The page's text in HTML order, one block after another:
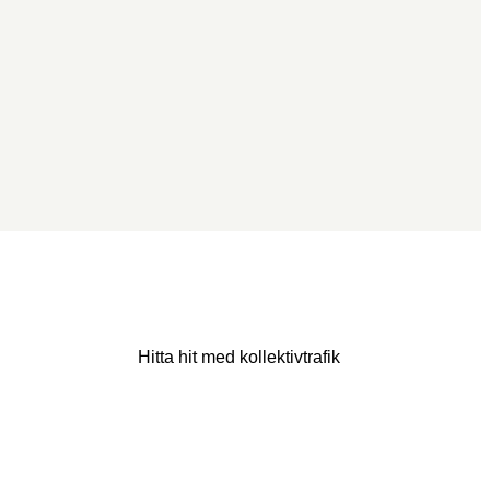
Hitta hit med kollektivtrafik